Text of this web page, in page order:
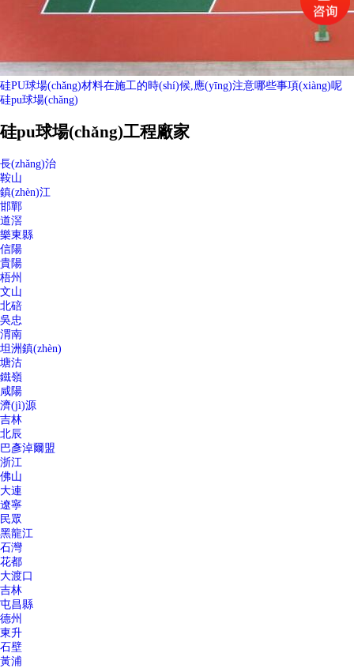
硅PU球場(chǎng)材料在施工的時(shí)候,應(yīng)注意哪些事項(xiàng)呢
硅pu球場(chǎng)
硅pu球場(chǎng)工程廠家
長(zhǎng)治
鞍山
鎮(zhèn)江
邯鄲
道滘
樂東縣
信陽
貴陽
梧州
文山
北碚
吳忠
渭南
坦洲鎮(zhèn)
塘沽
鐵嶺
咸陽
濟(jì)源
吉林
北辰
巴彥淖爾盟
浙江
佛山
大連
遼寧
民眾
黑龍江
石灣
花都
大渡口
吉林
屯昌縣
德州
東升
石壁
黃浦